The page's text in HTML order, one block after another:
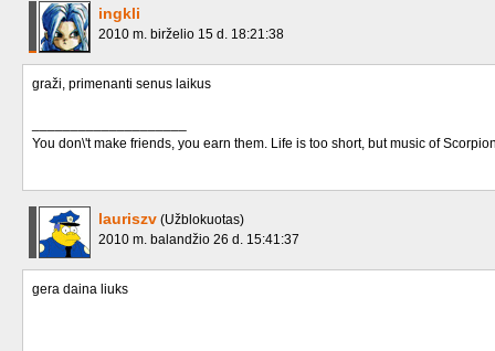
ingkli
2010 m. birželio 15 d. 18:21:38
graži, primenanti senus laikus
You don\'t make friends, you earn them. Life is too short, but music of
lauriszv (Užblokuotas)
2010 m. balandžio 26 d. 15:41:37
gera daina liuks